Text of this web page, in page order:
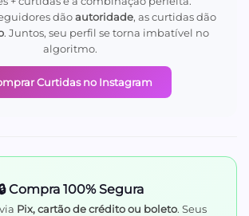
dãoautoridade, as curtidas dão
. Juntos, seu perfil se torna imbatível no
algoritmo.
Curtidas no Instagram
Compra 100% Segura
Pix, cartão de crédito ou boleto. Seus